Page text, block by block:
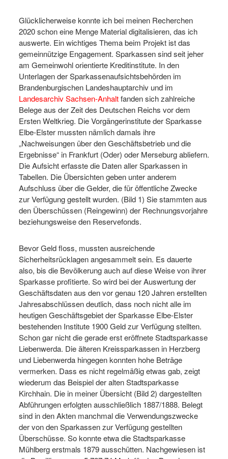
Glücklicherweise konnte ich bei meinen Recherchen
2020 schon eine Menge Material digitalisieren, das ich
auswerte. Ein wichtiges Thema beim Projekt ist das
gemeinnützige Engagement. Sparkassen sind seit jeher
am Gemeinwohl orientierte Kreditinstitute. In den
Unterlagen der Sparkassenaufsichtsbehörden im
Brandenburgischen Landeshauptarchiv und im
Landesarchiv Sachsen-Anhaltfanden sich zahlreiche
Belege aus der Zeit des Deutschen Reichs vor dem
Ersten Weltkrieg. Die Vorgängerinstitute der Sparkasse
Elbe-Elster mussten nämlich damals ihre
„Nachweisungen über den Geschäftsbetrieb und die
Ergebnisse“ in Frankfurt (Oder) oder Merseburg abliefern.
Die Aufsicht erfasste die Daten aller Sparkassen in
Tabellen. Die Übersichten geben unter anderem
Aufschluss über die Gelder, die für öffentliche Zwecke
zur Verfügung gestellt wurden. (Bild 1) Sie stammten aus
den Überschüssen (Reingewinn) der Rechnungsvorjahre
beziehungsweise den Reservefonds.
Bevor Geld floss, mussten ausreichende
Sicherheitsrücklagen angesammelt sein. Es dauerte
also, bis die Bevölkerung auch auf diese Weise von ihrer
Sparkasse profitierte. So wird bei der Auswertung der
Geschäftsdaten aus den vor genau 120 Jahren erstellten
Jahresabschlüssen deutlich, dass noch nicht alle im
heutigen Geschäftsgebiet der Sparkasse Elbe-Elster
bestehenden Institute 1900 Geld zur Verfügung stellten.
Schon gar nicht die gerade erst eröffnete Stadtsparkasse
Liebenwerda. Die älteren Kreissparkassen in Herzberg
und Liebenwerda hingegen konnten hohe Beträge
vermerken. Dass es nicht regelmäßig etwas gab, zeigt
wiederum das Beispiel der alten Stadtsparkasse
Kirchhain. Die in meiner Übersicht (Bild 2) dargestellten
Abführungen erfolgten ausschließlich 1887/1888. Belegt
sind in den Akten manchmal die Verwendungszwecke
der von den Sparkassen zur Verfügung gestellten
Überschüsse. So konnte etwa die Stadtsparkasse
Mühlberg erstmals 1879 ausschütten. Nachgewiesen ist